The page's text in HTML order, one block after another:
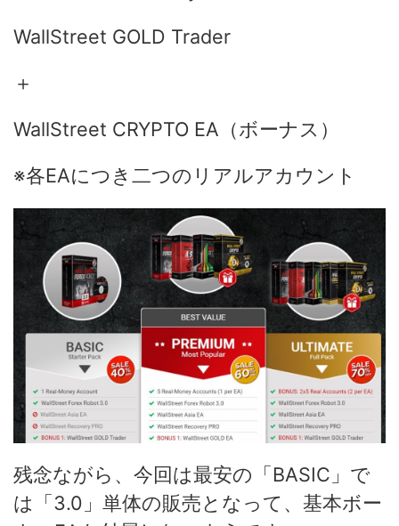
WallStreet GOLD Trader
＋
WallStreet CRYPTO EA（ボーナス）
※各EAにつき二つのリアルアカウント
残念ながら、今回は最安の「BASIC」で
は「3.0」単体の販売となって、基本ボー